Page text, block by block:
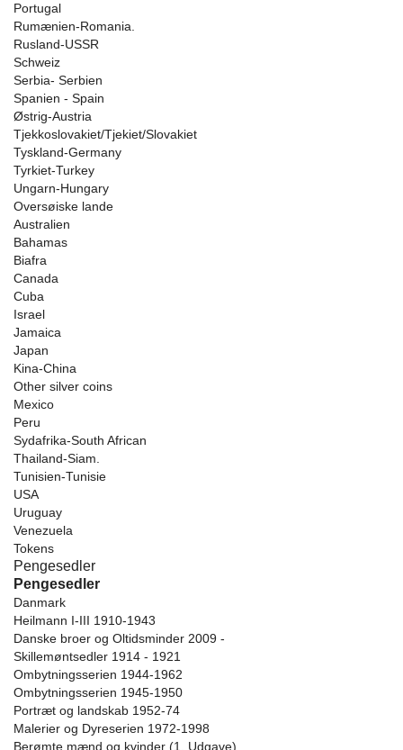
Portugal
Rumænien-Romania.
Rusland-USSR
Schweiz
Serbia- Serbien
Spanien - Spain
Østrig-Austria
Tjekkoslovakiet/Tjekiet/Slovakiet
Tyskland-Germany
Tyrkiet-Turkey
Ungarn-Hungary
Oversøiske lande
Australien
Bahamas
Biafra
Canada
Cuba
Israel
Jamaica
Japan
Kina-China
Other silver coins
Mexico
Peru
Sydafrika-South African
Thailand-Siam.
Tunisien-Tunisie
USA
Uruguay
Venezuela
Tokens
Pengesedler
Pengesedler
Danmark
Heilmann I-III 1910-1943
Danske broer og Oltidsminder 2009 -
Skillemøntsedler 1914 - 1921
Ombytningsserien 1944-1962
Ombytningsserien 1945-1950
Portræt og landskab 1952-74
Malerier og Dyreserien 1972-1998
Berømte mænd og kvinder (1. Udgave)